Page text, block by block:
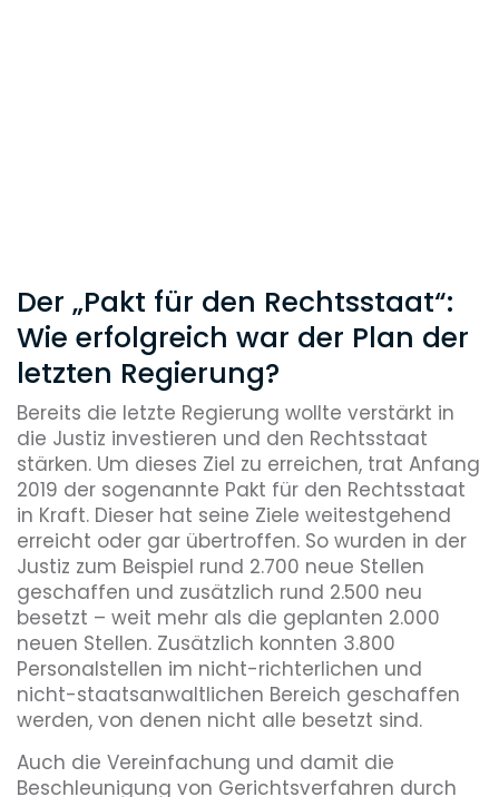
Der „Pakt für den Rechtsstaat“:
Wie erfolgreich war der Plan der
letzten Regierung?
Bereits die letzte Regierung wollte verstärkt in
die Justiz investieren und den Rechtsstaat
stärken. Um dieses Ziel zu erreichen, trat Anfang
2019 der sogenannte Pakt für den Rechtsstaat
in Kraft. Dieser hat seine Ziele weitestgehend
erreicht oder gar übertroffen. So wurden in der
Justiz zum Beispiel rund 2.700 neue Stellen
geschaffen und zusätzlich rund 2.500 neu
besetzt – weit mehr als die geplanten 2.000
neuen Stellen. Zusätzlich konnten 3.800
Personalstellen im nicht-richterlichen und
nicht-staatsanwaltlichen Bereich geschaffen
werden, von denen nicht alle besetzt sind.
Auch die Vereinfachung und damit die
Beschleunigung von Gerichtsverfahren durch